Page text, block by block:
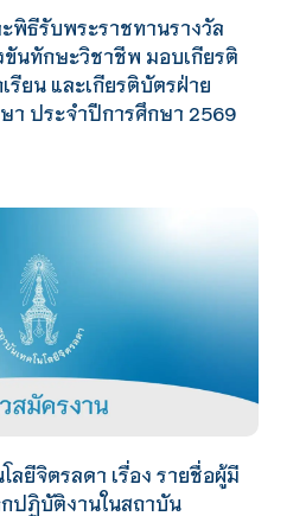
พิธีรับพระราชทานรางวัล
ขันทักษะวิชาชีพ มอบเกียรติ
ยน และเกียรติบัตรฝ่าย
า ประจำปีการศึกษา 2569
ลยีจิตรลดา เรื่อง รายชื่อผู้มี
ปฏิบัติงานในสถาบัน